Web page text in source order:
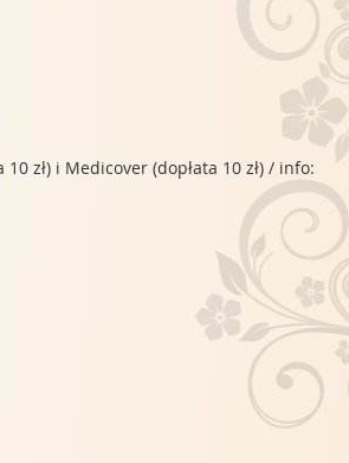
zł) i Medicover (dopłata 10 zł) / info: